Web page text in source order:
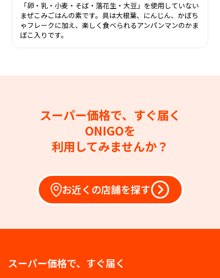
「卵・乳・小麦・そば・落花生・大豆」を使用していない
まぜこみごはんの素です。具は大根葉、にんじん、かぼち
ゃフレークに加え、楽しく食べられるアンパンマンのかま
ぼこ入りです。
スーパー価格で、すぐ届く
ONIGOを
利用してみませんか？
お近くの店舗を探す
スーパー価格で、すぐ届く